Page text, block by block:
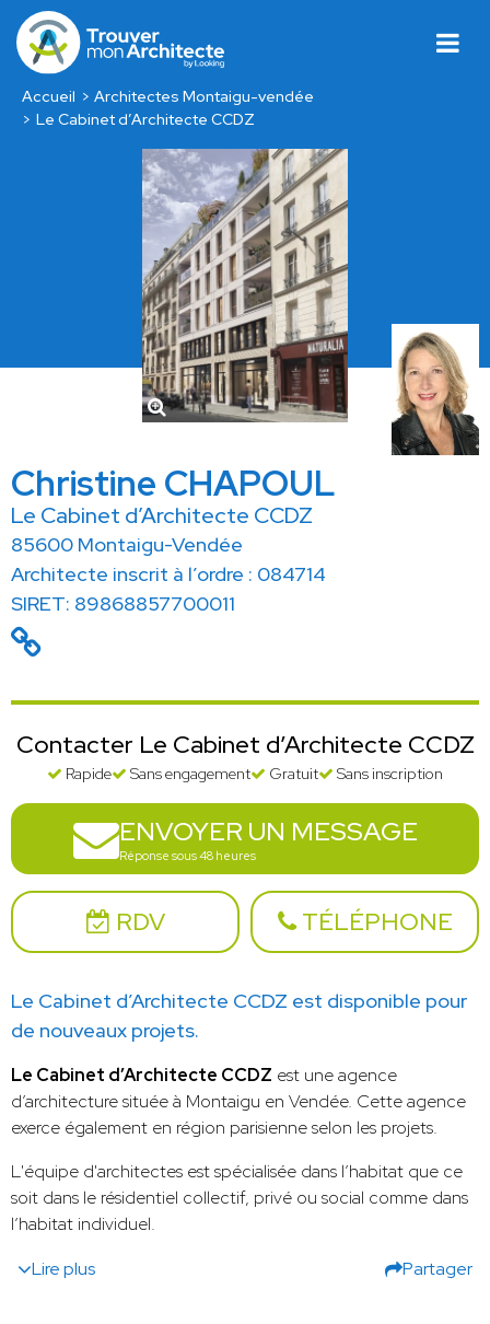
Accueil
Architectes Montaigu-vendée
Le Cabinet d’Architecte CCDZ
Christine CHAPOUL
Le Cabinet d’Architecte CCDZ
85600 Montaigu-Vendée
Architecte inscrit à l’ordre : 084714
SIRET: 89868857700011
Contacter Le Cabinet d’Architecte CCDZ
Rapide Sans engagement Gratuit Sans inscription
ENVOYER UN MESSAGE
Réponse sous 48 heures
RDV TÉLÉPHONE
Le Cabinet d’Architecte CCDZ est disponible pour
de nouveaux projets.
Le Cabinet d’Architecte CCDZ est une agence
d’architecture située à Montaigu en Vendée. Cette agence
exerce également en région parisienne selon les projets.
L'équipe d'architectes est spécialisée dans l’habitat que ce
soit dans le résidentiel collectif, privé ou social comme dans
l’habitat individuel.
Lire plus
Partager